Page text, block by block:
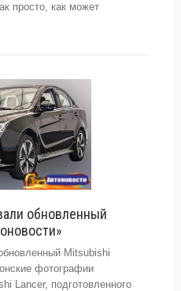
просто, как может
обновленный
Mitsubishi
фотографии
Lancer, подготовленного